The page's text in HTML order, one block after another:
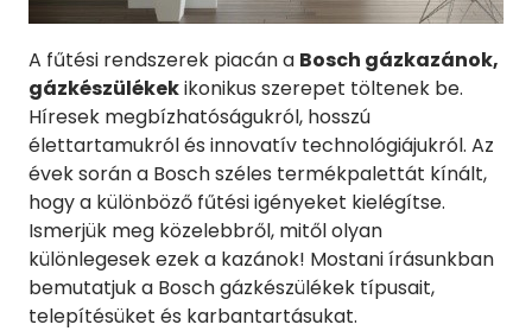
A fűtési rendszerek piacán a Bosch gázkazánok,
gázkészülékekikonikus szerepet töltenek be.
Híresek megbízhatóságukról, hosszú
élettartamukról és innovatív technológiájukról. Az
évek során a Bosch széles termékpalettát kínált,
hogy a különböző fűtési igényeket kielégítse.
Ismerjük meg közelebbről, mitől olyan
különlegesek ezek a kazánok! Mostani írásunkban
bemutatjuk a Bosch gázkészülékek típusait,
telepítésüket és karbantartásukat.